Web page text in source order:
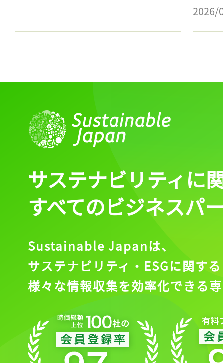
2026/
記事をお気に入りに
ログインが必
ログイン
サステナビリティに
すべてのビジネスパ
Sustainable Japanは、
サステナビリティ・ESGに関する
様々な情報収集を効率化できる